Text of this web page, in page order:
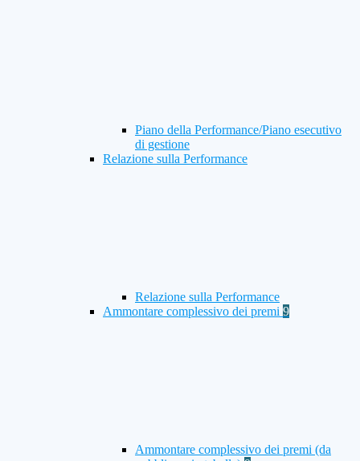
Piano della Performance/Piano esecutivo
di gestione
Relazione sulla Performance
Relazione sulla Performance
Ammontare complessivo dei premi 9
Ammontare complessivo dei premi (da